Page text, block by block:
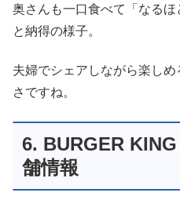
奥さんも一口食べて「なるほ
と納得の様子。
夫婦でシェアしながら楽し
さですね。
6. BURGER
舗情報